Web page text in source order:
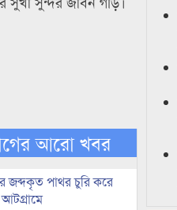
আরো খবর
পাথর চুরি করে